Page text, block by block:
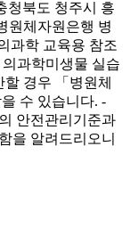
청북도 청주시 흥
원체자원은행 병
과학 교육용 참조
과학미생물 실습
경우 「병원체
수 있습니다. -
안전관리기준과
을 알려드리오니